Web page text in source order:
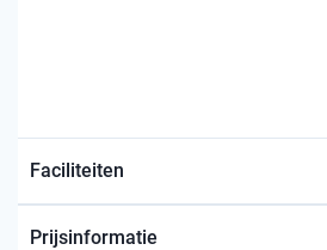
Faciliteiten
Prijsinformatie